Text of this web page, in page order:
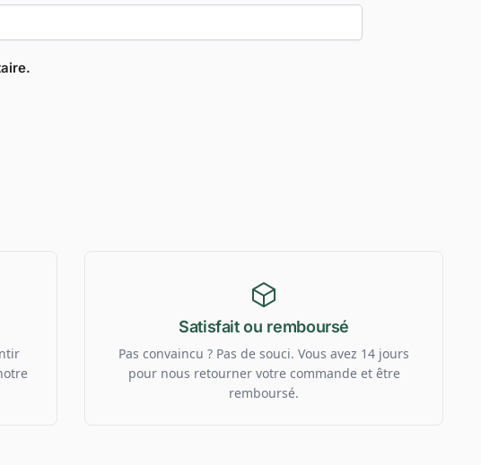
Satisfait ou remboursé
Pas convaincu ? Pas de souci. Vous avez 14 jours
pour nous retourner votre commande et être
remboursé.